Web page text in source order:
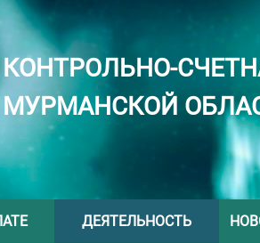
КОНТРОЛЬНО-
МУРМАНСКОЙ
ДЕЯТЕЛЬНОСТЬ